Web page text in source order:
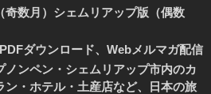
奇数月）シェムリアップ版（偶数
ダウンロード、Webメルマガ配信
ノンペン・シェムリアップ市内のカ
ン・ホテル・土産店など、日本の旅